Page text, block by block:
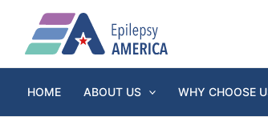
contenido
HOME ABOUT US WHY CHOOSE